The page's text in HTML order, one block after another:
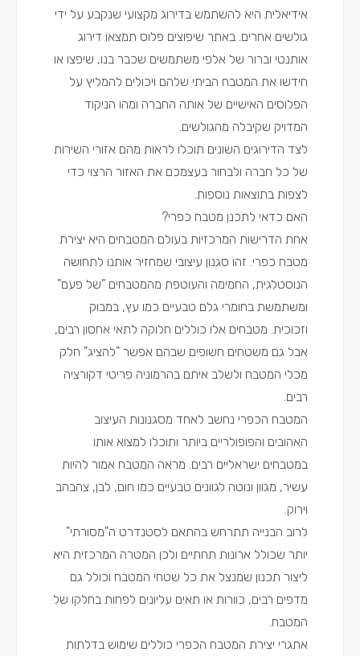
אידיאלית היא להשתמש בדירוג מקצועי שנקבע על ידי
גולשים אחרים. באתר שיפוצים פלוס תמצאו דירוג
אותנטי וברור של אלפי משתמשים שכבר בנו, שיפצו או
חידשו את המטבח הביתי שלהם ויכולים להמליץ על
הפלוסים האישיים של אותה החברה ומהו הניקוד
המדויק שקיבלה מהגולשים.
לצד הדירוגים השונים תוכלו לראות מהם אזורי השירות
של כל חברה ולבחור בעצמכם את האזור הרצוי כדי
לצפות בתוצאות נוספות.
האם כדאי לתכנן מטבח כפרי?
אחת הדרישות המרכזיות בעולם המטבחים היא יצירת
מטבח כפרי. זהו סגנון עיצובי שמחזיר אותנו לתחושה
הנוסטלגית, החמימה והעוטפת מהמטבחים "של פעם"
ומשתמשת בחומרי גלם טבעיים כמו עץ, במבוק
וזכוכית. מטבחים אלו כוללים חלוקה לתאי אחסון רבים,
אבל גם משטחים חשופים שבהם אפשר "להציג" חלק
מכלי המטבח ולשלב איתם בהרמוניה פריטי דקורציה
רבים.
המטבח הכפרי נחשב לאחד מסגנונות העיצוב
האהובים והפופולריים ביותר ותוכלו למצוא אותו
במטבחים ישראליים רבים. מראה המטבח אמור להיות
עשיר, מגוון ונוטה לגוונים טבעיים כמו חום, לבן, צהבהב
וירוק.
לרוב הבנייה תתרחש בהתאם לסטנדרט ה"מסורתי"
יותר שכולל ארונות תחתיים ולכן המטרה המרכזית היא
ליצור תכנון שמנצל את כל שטחי המטבח וכולל גם
מדפים רבים, כוורות או תאים עליונים לפחות בחלקו של
המטבח.
אתגרי יצירת המטבח הכפרי כוללים שימוש בדלתות